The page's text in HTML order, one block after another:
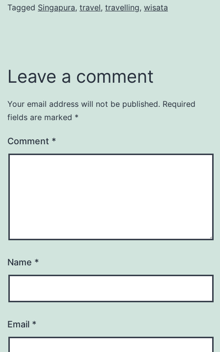
Tagged Singapura, travel, travelling, wisata
Leave a comment
Your email address will not be published. Required
fields are marked *
Comment *
Name *
Email *